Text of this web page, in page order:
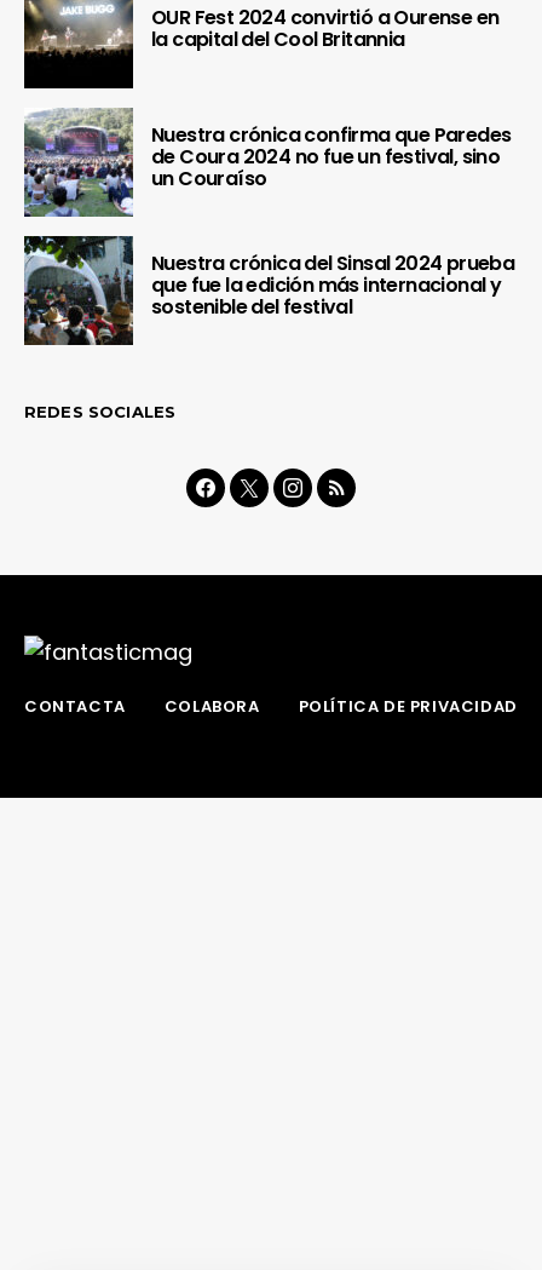
OUR Fest 2024 convirtió a Ourense en
la capital del Cool Britannia
Nuestra crónica confirma que Paredes
de Coura 2024 no fue un festival, sino
un Couraíso
Nuestra crónica del Sinsal 2024 prueba
que fue la edición más internacional y
sostenible del festival
REDES SOCIALES
CONTACTA COLABORA POLÍTICA DE PRIVACIDAD